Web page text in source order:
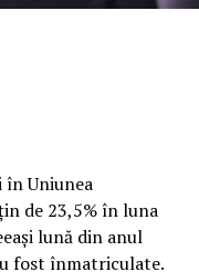
Uniunea
de 23,5% în luna
lună din anul
fost înmatriculate.